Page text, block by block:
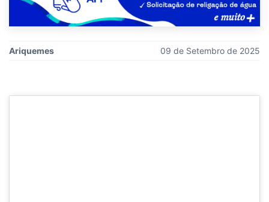
Ariquemes 09 de Setembro de 2025